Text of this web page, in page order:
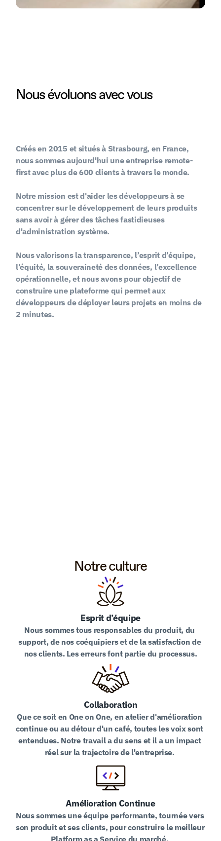
Nous évoluons avec vous
Créés en 2015 et situés à Strasbourg, en France,
nous sommes aujourd'hui une entreprise remote-
first avec plus de 600 clients à travers le monde.
Notre mission est d'aider les développeurs à se
concentrer sur le développement de leurs produits
sans avoir à gérer des tâches fastidieuses
d'administration système.
Nous valorisons la transparence, l’esprit d’équipe,
l’équité, la souveraineté des données, l’excellence
opérationnelle, et nous avons pour objectif de
construire une plateforme qui permet aux
développeurs de déployer leurs projets en moins de
2 minutes.
Notre culture
Esprit d’équipe
Nous sommes tous responsables du produit, du
support, de nos coéquipiers et de la satisfaction de
nos clients. Les erreurs font partie du processus.
Collaboration
Que ce soit en One on One, en atelier d'amélioration
continue ou au détour d'un café, toutes les voix sont
entendues. Notre travail a du sens et il a un impact
réel sur la trajectoire de l'entreprise.
Amélioration Continue
Nous sommes une équipe performante, tournée vers
son produit et ses clients, pour construire le meilleur
Platform as a Service du marché.